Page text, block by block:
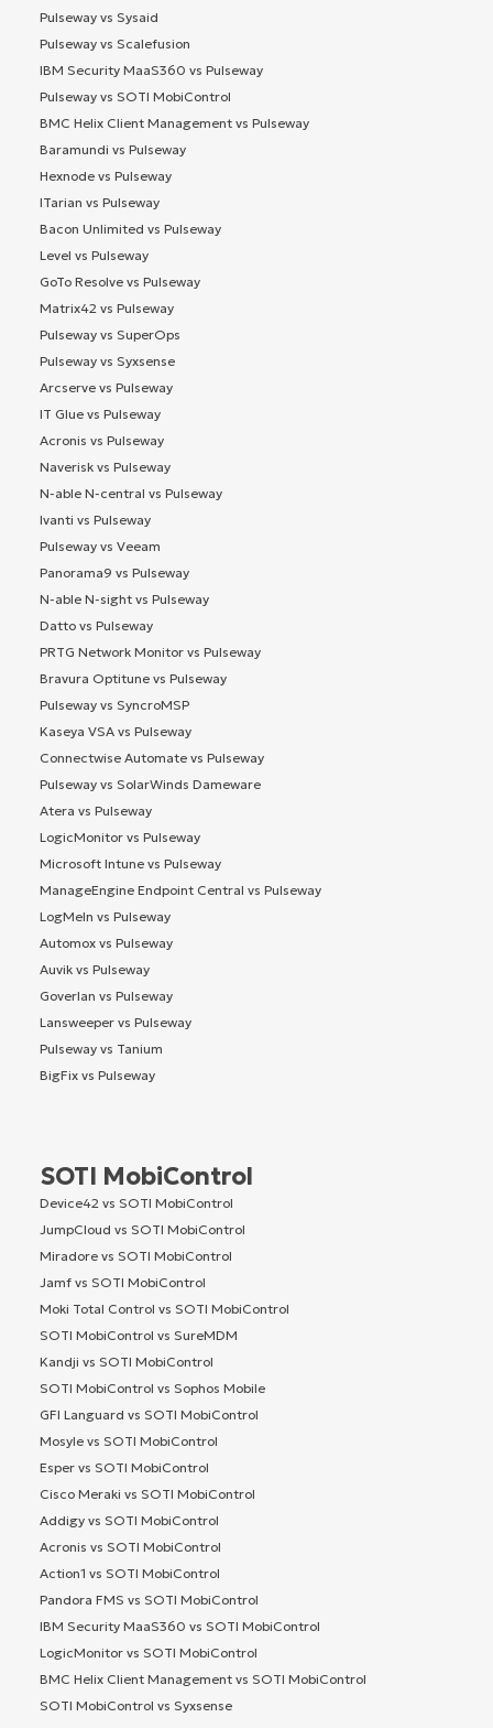
Pulseway vs Sysaid
Pulseway vs Scalefusion
IBM Security MaaS360 vs Pulseway
Pulseway vs SOTI MobiControl
BMC Helix Client Management vs Pulseway
Baramundi vs Pulseway
Hexnode vs Pulseway
ITarian vs Pulseway
Bacon Unlimited vs Pulseway
Level vs Pulseway
GoTo Resolve vs Pulseway
Matrix42 vs Pulseway
Pulseway vs SuperOps
Pulseway vs Syxsense
Arcserve vs Pulseway
IT Glue vs Pulseway
Acronis vs Pulseway
Naverisk vs Pulseway
N-able N-central vs Pulseway
Ivanti vs Pulseway
Pulseway vs Veeam
Panorama9 vs Pulseway
N-able N-sight vs Pulseway
Datto vs Pulseway
PRTG Network Monitor vs Pulseway
Bravura Optitune vs Pulseway
Pulseway vs SyncroMSP
Kaseya VSA vs Pulseway
Connectwise Automate vs Pulseway
Pulseway vs SolarWinds Dameware
Atera vs Pulseway
LogicMonitor vs Pulseway
Microsoft Intune vs Pulseway
ManageEngine Endpoint Central vs Pulseway
LogMeIn vs Pulseway
Automox vs Pulseway
Auvik vs Pulseway
Goverlan vs Pulseway
Lansweeper vs Pulseway
Pulseway vs Tanium
BigFix vs Pulseway
SOTI MobiControl
Device42 vs SOTI MobiControl
JumpCloud vs SOTI MobiControl
Miradore vs SOTI MobiControl
Jamf vs SOTI MobiControl
Moki Total Control vs SOTI MobiControl
SOTI MobiControl vs SureMDM
Kandji vs SOTI MobiControl
SOTI MobiControl vs Sophos Mobile
GFI Languard vs SOTI MobiControl
Mosyle vs SOTI MobiControl
Esper vs SOTI MobiControl
Cisco Meraki vs SOTI MobiControl
Addigy vs SOTI MobiControl
Acronis vs SOTI MobiControl
Action1 vs SOTI MobiControl
Pandora FMS vs SOTI MobiControl
IBM Security MaaS360 vs SOTI MobiControl
LogicMonitor vs SOTI MobiControl
BMC Helix Client Management vs SOTI MobiControl
SOTI MobiControl vs Syxsense